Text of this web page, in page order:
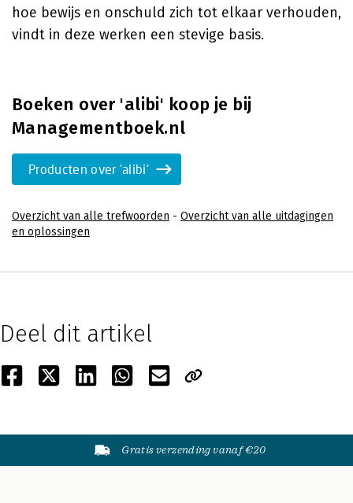
hoe bewijs en onschuld zich tot elkaar verhouden,
vindt in deze werken een stevige basis.
Boeken over 'alibi' koop je bij
Managementboek.nl
Producten over 'alibi'
Overzicht van alle trefwoorden - Overzicht van alle uitdagingen
en oplossingen
Deel dit artikel
Gratis verzending vanaf €20